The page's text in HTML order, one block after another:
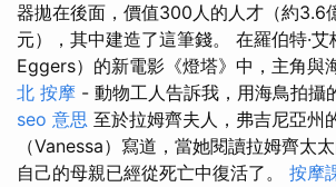
器拋在後面，價值300人的人才（約3.6
元），其中建造了這筆錢。 在羅伯特·
Eggers）的新電影《燈塔》中，主角與
北 按摩 - 動物工人告訴我，用海鳥拍攝
seo 意思 至於拉姆齊夫人，弗吉尼亞州
（Vanessa）寫道，當她閱讀拉姆齊太
自己的母親已經從死亡中復活了。 按摩